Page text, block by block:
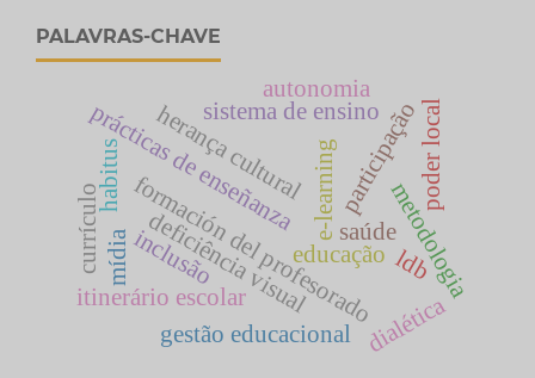
PALAVRAS-CHAVE
educação
deficiência visual
inclusão
e-learning
formación del profesorado
prácticas de enseñanza
habitus herança cultural
itinerário escolar
saúde
participação
metodologia
dialética
sistema de ensino
autonomia
poder local
gestão educacional
currículo ldb
mídia